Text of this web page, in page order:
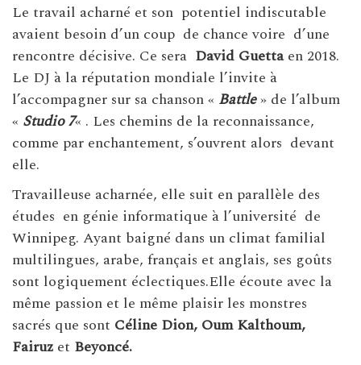
Le travail acharné et son potentiel indiscutable
avaient besoin d’un coup de chance voire d’une
rencontre décisive. Ce sera David Guettaen 2018.
Le DJ à la réputation mondiale l’invite à
l’accompagner sur sa chanson « Battle» de l’album
« Studio 7« . Les chemins de la reconnaissance,
comme par enchantement, s’ouvrent alors devant
elle.
Travailleuse acharnée, elle suit en parallèle des
études en génie informatique à l’université de
Winnipeg. Ayant baigné dans un climat familial
multilingues, arabe, français et anglais, ses goûts
sont logiquement éclectiques.Elle écoute avec la
même passion et le même plaisir les monstres
sacrés que sont Céline Dion, Oum Kalthoum,
Fairuz et Beyoncé.